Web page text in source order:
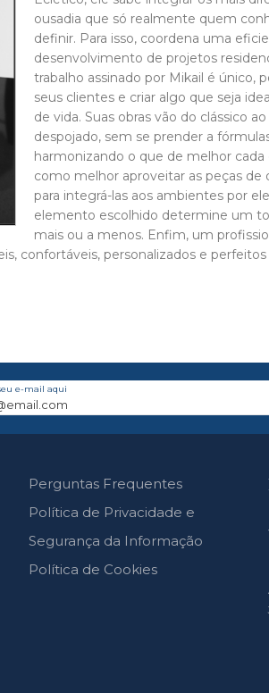
ousadia que só realmente quem
definir. Para isso, coordena uma
desenvolvimento de projetos
trabalho assinado por Mikail é único,
seus clientes e criar algo que seja
de vida. Suas obras vão do clássico
despojado, sem se prender a
harmonizando o que de melhor
como melhor aproveitar as peças de
para integrá-las aos ambientes por
elemento escolhido determine um
mais ou a menos. Enfim, um
confortáveis, personalizados e perfeitos
e-mail aqui
Perguntas Frequentes
Política de Privacidade e
Segurança da Informação
Política de Cookies